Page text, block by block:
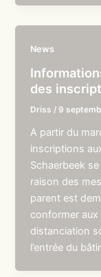
News
des
Driss / 9
A partir du
inscriptions
Schaerbeek
raison des
parent est
conformer aux
distanciation
l’entrée du